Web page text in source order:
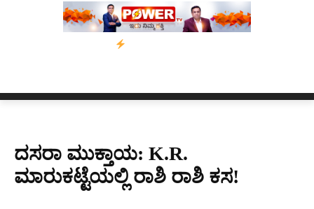
ನ್ಯೂಸ್ ಕಾರ್ಪ್‌ಗೆ ಎಐಯಿಂದ ಸಂಕಷ್ಟ: ಆಸ್ಟ್ರೇಲಿಯಾದಲ್ಲಿ
ದಸರಾ ಮುಕ್ತಾಯ: K.R.
ಮಾರುಕಟ್ಟೆಯಲ್ಲಿ ರಾಶಿ ರಾಶಿ ಕಸ!